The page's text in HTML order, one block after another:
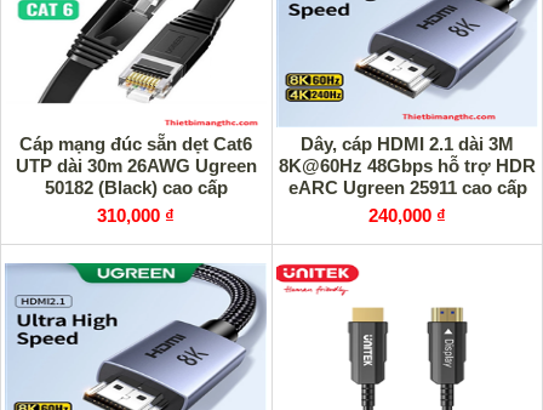
Cáp mạng đúc sẵn dẹt Cat6
UTP dài 30m 26AWG Ugreen
50182 (Black) cao cấp
310,000 ₫
Dây, cáp HDMI 2.1 dài 3M
8K@60Hz 48Gbps hỗ trợ HDR
eARC Ugreen 25911 cao cấp
240,000 ₫